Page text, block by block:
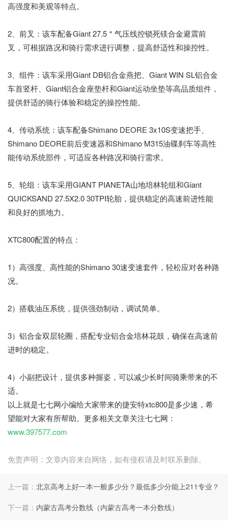
高强度和美观等特点。
2、前叉：该车配备Giant 27.5＂气压线控锁死镁合金避震前
叉，可根据路况和骑行需求进行调整，提高舒适性和操控性。
3、组件：该车采用Giant DB铝合金燕把、Giant WIN SL铝合金
车首竖杆、Giant铝合金座垫杆和Giant运动坐垫等高品质组件，
提供舒适的骑行体验和稳定的操控性能。
4、传动系统：该车配备Shimano DEORE 3x10S变速把手、
Shimano DEORE前后变速器和Shimano M315油碟刹车等高性
能传动系统部件，可适应各种路况和骑行需求。
5、轮组：该车采用GIANT PIANETA山地培林轮组和Giant
QUICKSAND 27.5X2.0 30TPI轮胎，提供稳定的高速前进性能
和良好的抓地力。
XTC800配置的特点：
1）高强度、高性能的Shimano 30速变速套件，轻松应对各种路
况。
2）搭载油压系统，提供强劲制动，调试简单。
3）铝合金双层轮圈，搭配专业铝合金培林花鼓，确保在高速前
进时的稳定。
4）小副把设计，提供多种握姿，可以减少长时间骑乘带来的不
适。
以上就是七七网小编给大家带来的捷安特xtc800是多少速，希
望能对大家有所帮助。更多相关文章关注七七网：
www.397577.com
免责声明：文章内容来自网络，如有侵权请及时联系删除。
上一篇： 北京高考上好一本一般多少分？最低多少分能上211专业？
下一篇： 内蒙古高考分数线（内蒙古高考一本分数线）